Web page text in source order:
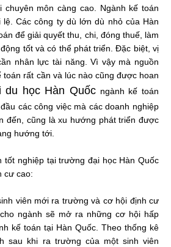
chuyên môn càng cao. Ngành kế toán
lệ. Các công ty dù lớn dù nhỏ của Hàn
để giải quyết thu, chi, đóng thuế, làm
tốt và có thể phát triển. Đặc biệt, vị
nhân lực tài năng. Vì vậy mà nguồn
rất cần và lúc nào cũng được hoan
du học Hàn Quốc ngành kế toán
các công việc mà các doanh nghiệp
đến, cũng là xu hướng phát triển được
hướng tới.
tốt nghiệp tại trường đại học Hàn Quốc
cư cao:
viên mới ra trường và cơ hội định cư
ngành sẽ mở ra những cơ hội hấp
kế toán tại Hàn Quốc. Theo thống kê
sau khi ra trường của một sinh viên